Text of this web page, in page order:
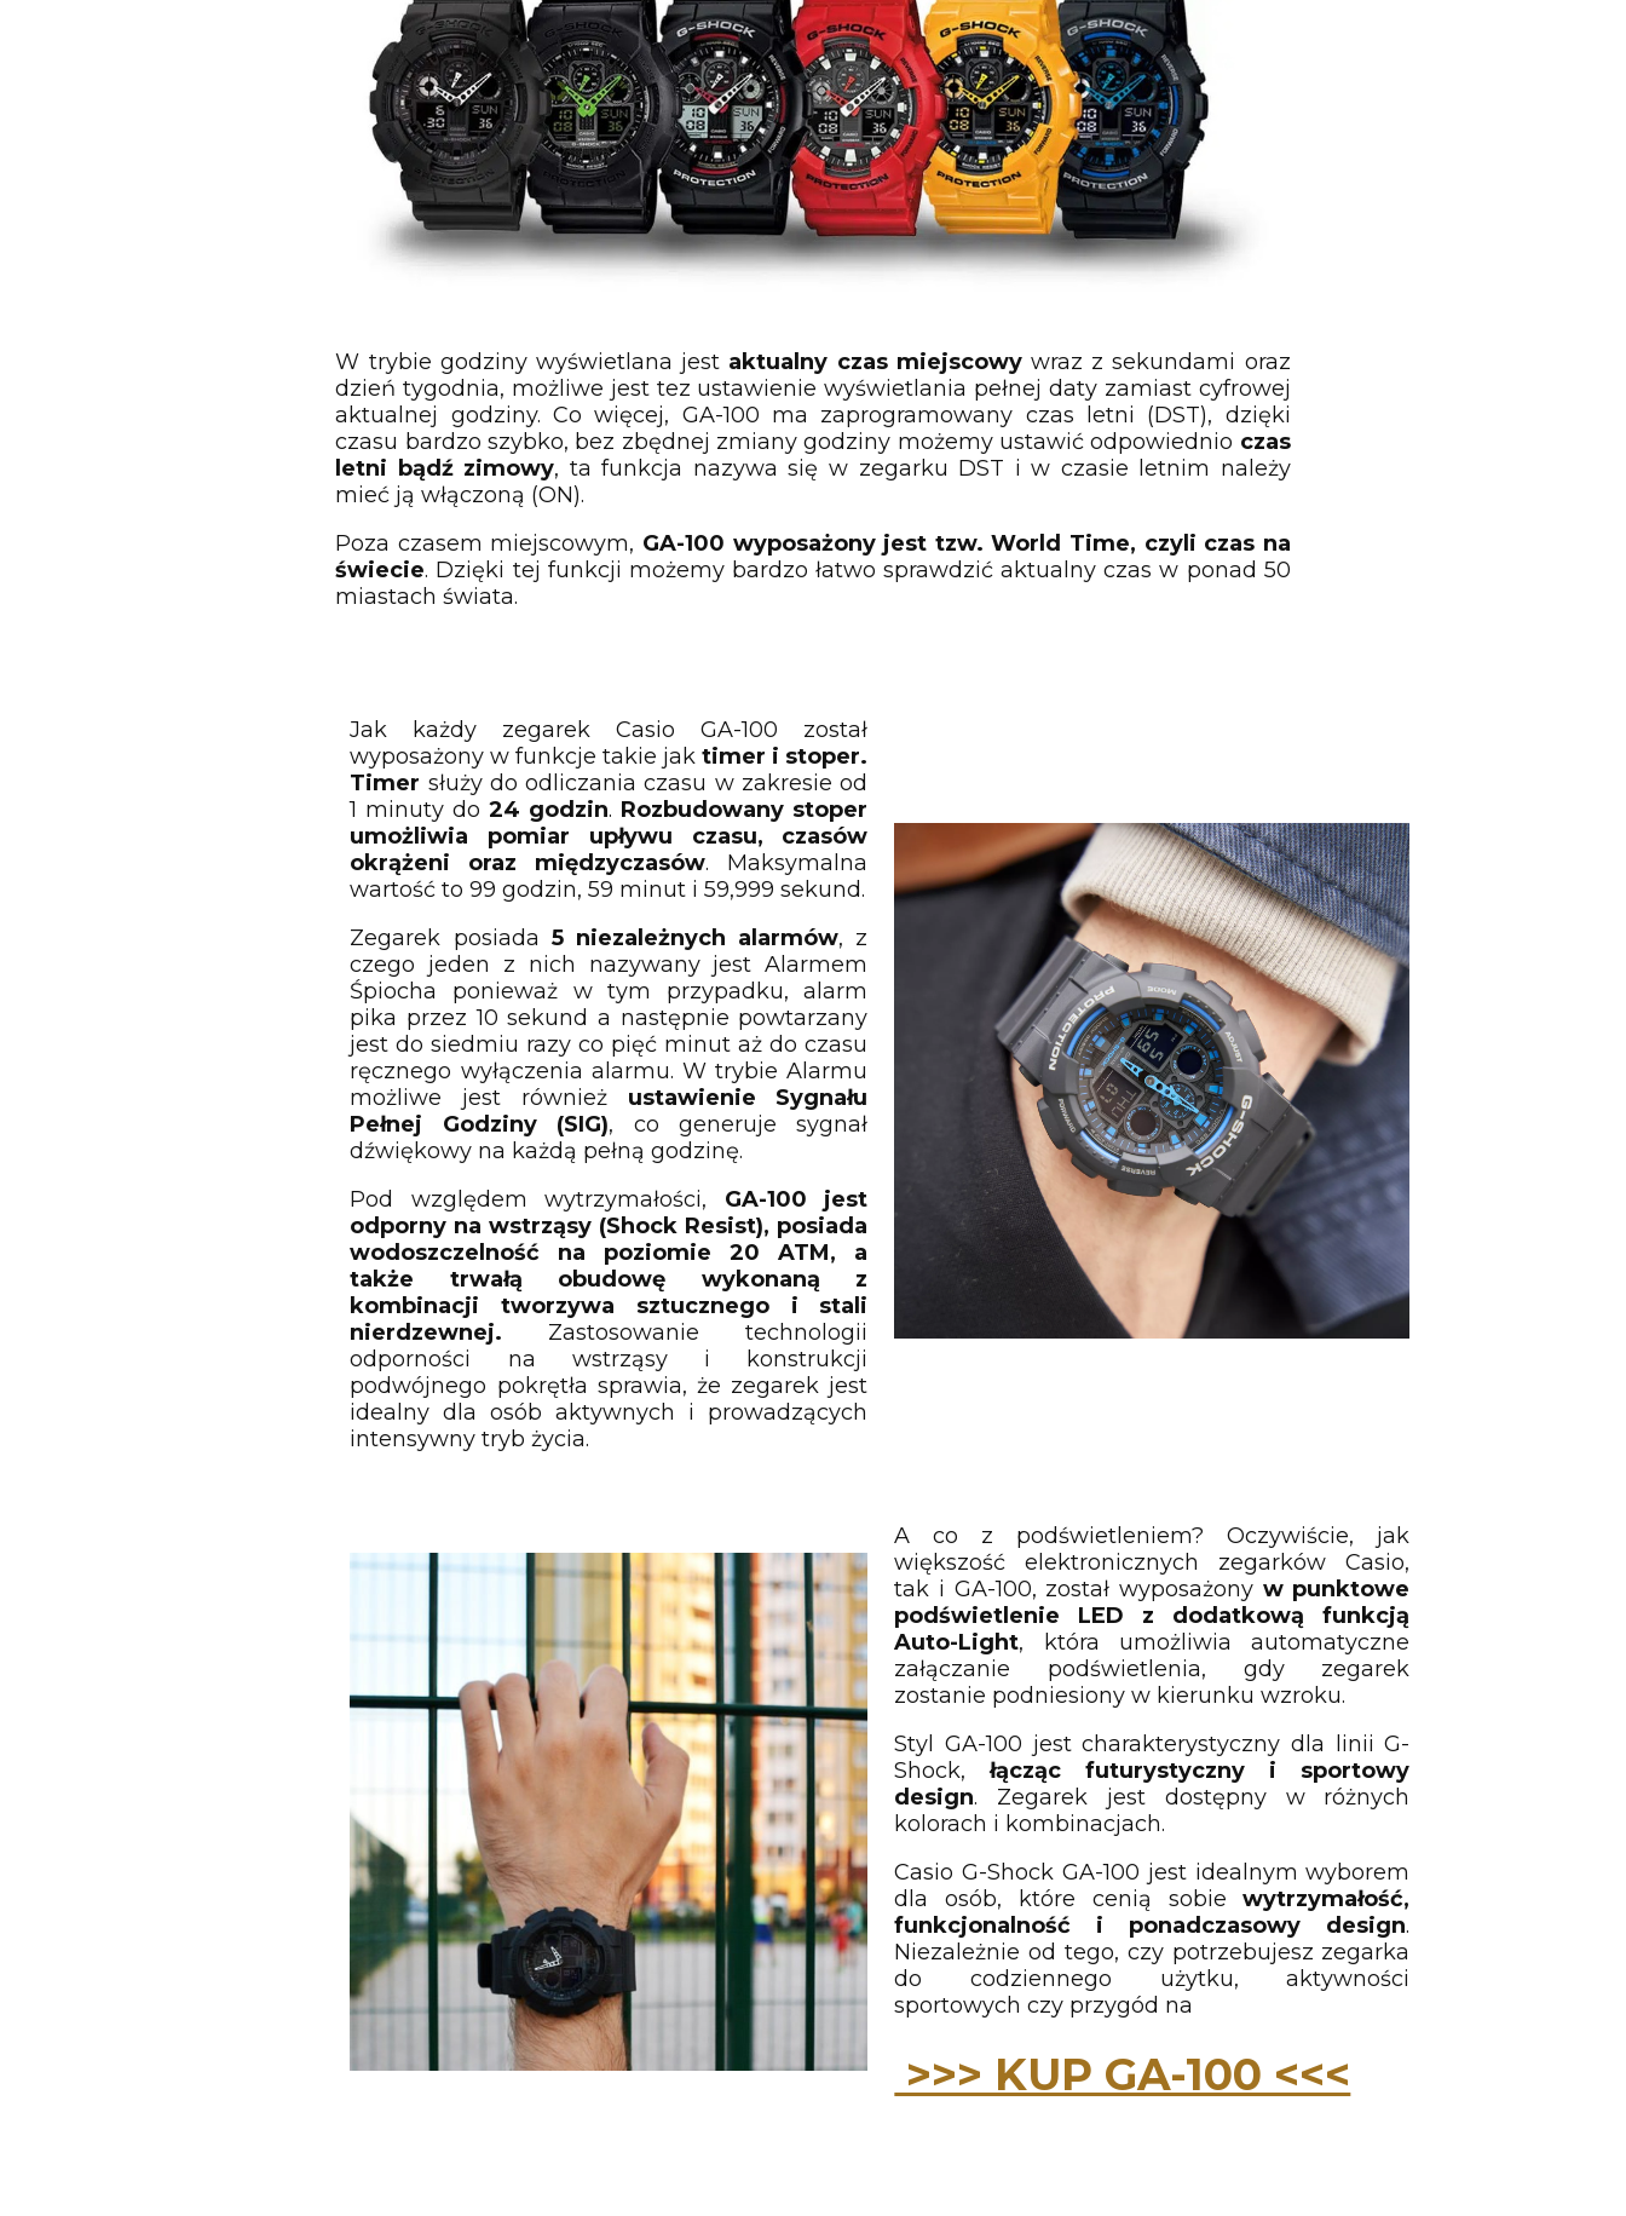
W trybie godziny wyświetlana jest aktualny czas miejscowywraz z sekundami oraz
dzień tygodnia, możliwe jest tez ustawienie wyświetlania pełnej daty zamiast cyfrowej
aktualnej godziny. Co więcej, GA-100 ma zaprogramowany czas letni (DST), dzięki
czasu bardzo szybko, bez zbędnej zmiany godziny możemy ustawić odpowiednio czas
letni bądź zimowy, ta funkcja nazywa się w zegarku DST i w czasie letnim należy
mieć ją włączoną (ON).
Poza czasem miejscowym, GA-100 wyposażony jest tzw. World Time, czyli czas na
świecie. Dzięki tej funkcji możemy bardzo łatwo sprawdzić aktualny czas w ponad 50
miastach świata.
Jak każdy zegarek Casio GA-100 został
wyposażony w funkcje takie jak timer i stoper.
Timer służy do odliczania czasu w zakresie od
1 minuty do24 godzin. Rozbudowany stoper
umożliwia pomiar upływu czasu, czasów
okrążeni oraz międzyczasów. Maksymalna
wartość to 99 godzin, 59 minut i 59,999 sekund.
Zegarek posiada 5 niezależnych alarmów, z
czego jeden z nich nazywany jest Alarmem
Śpiocha ponieważ w tym przypadku, alarm
pika przez 10 sekund a następnie powtarzany
jest do siedmiu razy co pięć minut aż do czasu
ręcznego wyłączenia alarmu. W trybie Alarmu
możliwe jest również ustawienie Sygnału
Pełnej Godziny (SIG), co generuje sygnał
dźwiękowy na każdą pełną godzinę.
Pod względem wytrzymałości, GA-100 jest
odporny na wstrząsy (Shock Resist), posiada
wodoszczelność na poziomie 20 ATM, a
także trwałą obudowę wykonaną z
kombinacji tworzywa sztucznego i stali
nierdzewnej. Zastosowanie technologii
odporności na wstrząsy i konstrukcji
podwójnego pokrętła sprawia, że zegarek jest
idealny dla osób aktywnych i prowadzących
intensywny tryb życia.
A co z podświetleniem? Oczywiście, jak
większość elektronicznych zegarków Casio,
tak i GA-100, został wyposażony w punktowe
podświetlenie LED z dodatkową funkcją
Auto-Light, która umożliwia automatyczne
załączanie podświetlenia, gdy zegarek
zostanie podniesiony w kierunku wzroku.
Styl GA-100 jest charakterystyczny dla linii G-
Shock, łącząc futurystyczny i sportowy
design. Zegarek jest dostępny w różnych
kolorach i kombinacjach.
Casio G-Shock GA-100 jest idealnym wyborem
dla osób, które cenią sobiewytrzymałość,
funkcjonalność i ponadczasowy design.
Niezależnie od tego, czy potrzebujesz zegarka
do codziennego użytku, aktywności
sportowych czy przygód na
>>> KUP GA-100 <<<